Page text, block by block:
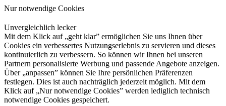
Nur notwendige Cookies
Unvergleichlich lecker
Mit dem Klick auf „geht klar” ermöglichen Sie uns Ihnen über
Cookies ein verbessertes Nutzungserlebnis zu servieren und dieses
kontinuierlich zu verbessern. So können wir Ihnen bei unseren
Partnern personalisierte Werbung und passende Angebote anzeigen.
Über „anpassen” können Sie Ihre persönlichen Präferenzen
festlegen. Dies ist auch nachträglich jederzeit möglich. Mit dem
Klick auf „Nur notwendige Cookies” werden lediglich technisch
notwendige Cookies gespeichert.